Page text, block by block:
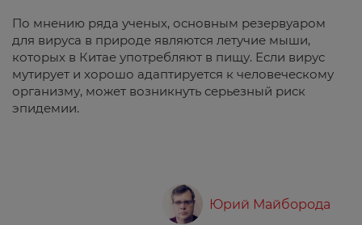
По мнению ряда ученых, основным резервуаром
для вируса в природе являются летучие мыши,
которых в Китае употребляют в пищу. Если вирус
мутирует и хорошо адаптируется к человеческому
организму, может возникнуть серьезный риск
эпидемии.
Юрий Майборода